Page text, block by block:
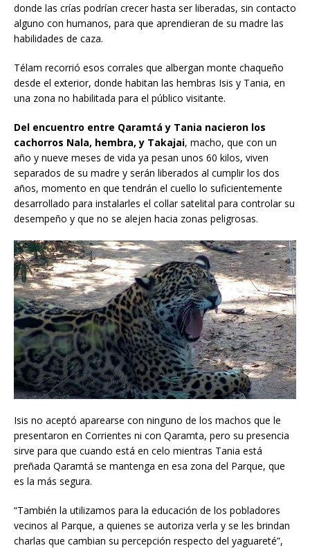
donde las crías podrían crecer hasta ser liberadas, sin contacto
alguno con humanos, para que aprendieran de su madre las
habilidades de caza.
Télam recorrió esos corrales que albergan monte chaqueño
desde el exterior, donde habitan las hembras Isis y Tania, en
una zona no habilitada para el público visitante.
Del encuentro entre Qaramtá y Tania nacieron los
cachorros Nala, hembra, y Takajai, macho, que con un
año y nueve meses de vida ya pesan unos 60 kilos, viven
separados de su madre y serán liberados al cumplir los dos
años, momento en que tendrán el cuello lo suficientemente
desarrollado para instalarles el collar satelital para controlar su
desempeño y que no se alejen hacia zonas peligrosas.
Isis no aceptó aparearse con ninguno de los machos que le
presentaron en Corrientes ni con Qaramta, pero su presencia
sirve para que cuando está en celo mientras Tania está
preñada Qaramtá se mantenga en esa zona del Parque, que
es la más segura.
“También la utilizamos para la educación de los pobladores
vecinos al Parque, a quienes se autoriza verla y se les brindan
charlas que cambian su percepción respecto del yaguareté”,